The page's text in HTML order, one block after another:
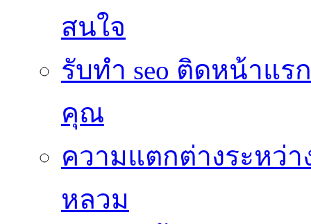
สนใจ
รับทำ seo ติดหน้าแ
คุณ
ความแตกต่างระหว่
หลวม